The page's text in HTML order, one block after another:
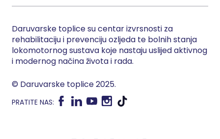
Daruvarske toplice su centar izvrsnosti za
rehabilitaciju i prevenciju ozljeda te bolnih stanja
lokomotornog sustava koje nastaju uslijed aktivnog
i modernog načina života i rada.
© Daruvarske toplice 2025.
PRATITE NAS: